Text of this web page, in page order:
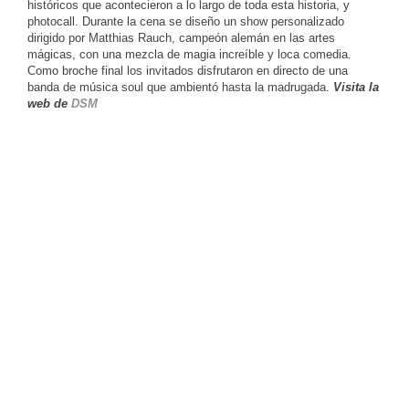
históricos que acontecieron a lo largo de toda esta historia, y
photocall. Durante la cena se diseño un show personalizado
dirigido por Matthias Rauch, campeón alemán en las artes
mágicas, con una mezcla de magia increíble y loca comedia.
Como broche final los invitados disfrutaron en directo de una
banda de música soul que ambientó hasta la madrugada. Visita la
web de DSM